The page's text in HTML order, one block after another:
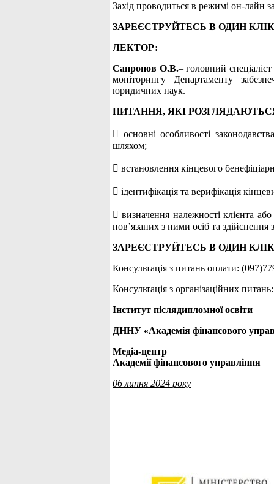
Захід проводиться в режимі он-лайн
ЗАРЕЄСТРУЙТЕСЬ В ОДИН
ЛЕКТОР:
Сапронов О.В.– головний
моніторингу Департаменту
юридичних наук.
ПИТАННЯ, ЯКІ
 основні особливості
шляхом;
 встановлення кінцевого
 ідентифікація та верифікація
 визначення належності клієнта
пов’язаних з ними осіб та здійснення
ЗАРЕЄСТРУЙТЕСЬ В ОДИН
Консультація з питань оплати:
Консультація з організаційних
Інститут післядипломної освіти
ДННУ «Академія фінансового
Медіа-центр
Академії фінансового управління
06 липня 2024 року